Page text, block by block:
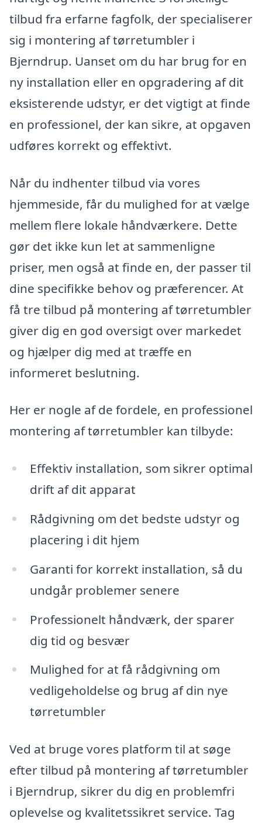
tilbud fra erfarne fagfolk, der specialiserer
sig i montering af tørretumbler i
Bjerndrup. Uanset om du har brug for en
ny installation eller en opgradering af dit
eksisterende udstyr, er det vigtigt at finde
en professionel, der kan sikre, at opgaven
udføres korrekt og effektivt.
Når du indhenter tilbud via vores
hjemmeside, får du mulighed for at vælge
mellem flere lokale håndværkere. Dette
gør det ikke kun let at sammenligne
priser, men også at finde en, der passer til
dine specifikke behov og præferencer. At
få tre tilbud på montering af tørretumbler
giver dig en god oversigt over markedet
og hjælper dig med at træffe en
informeret beslutning.
Her er nogle af de fordele, en professionel
montering af tørretumbler kan tilbyde:
Effektiv installation, som sikrer optimal
drift af dit apparat
Rådgivning om det bedste udstyr og
placering i dit hjem
Garanti for korrekt installation, så du
undgår problemer senere
Professionelt håndværk, der sparer
dig tid og besvær
Mulighed for at få rådgivning om
vedligeholdelse og brug af din nye
tørretumbler
Ved at bruge vores platform til at søge
efter tilbud på montering af tørretumbler
i Bjerndrup, sikrer du dig en problemfri
oplevelse og kvalitetssikret service. Tag